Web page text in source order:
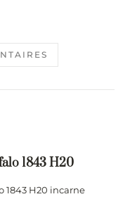
1843 H20
1843 H20 incarne